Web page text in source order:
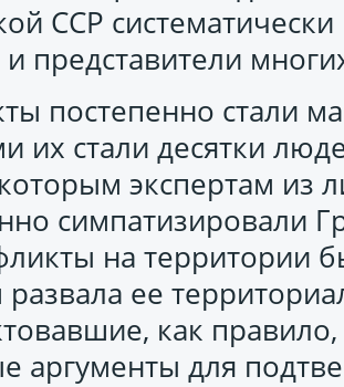
ССР
представители
постепенно стали
их стали десятки
экспертам из
симпатизировали
на территории
ее
как
аргументы для